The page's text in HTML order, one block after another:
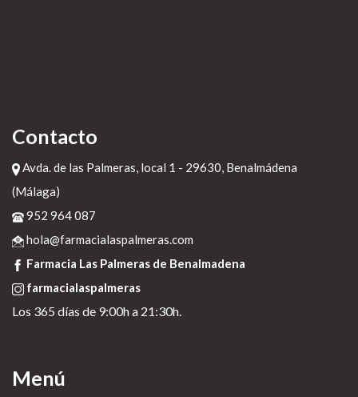
Contacto
Avda. de las Palmeras, local 1 - 29630, Benalmádena
(Málaga)
952 964 087
hola@farmacialaspalmeras.com
Farmacia Las Palmeras de Benalmadena
farmacialaspalmeras
Los 365 días de 9:00h a 21:30h.
Menú